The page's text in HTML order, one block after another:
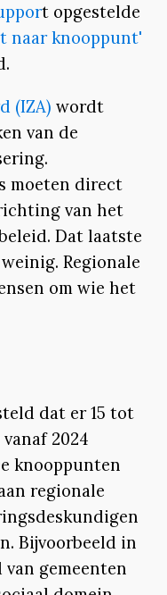
t opgestelde
naar knooppunt'
(IZA) wordt
van de
moeten direct
van het
Dat laatste
Regionale
om wie het
dat er 15 tot
2024
knooppunten
regionale
Bijvoorbeeld in
gemeenten